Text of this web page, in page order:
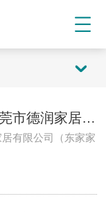
以诚立信，以质致远——祝贺东莞市德润家居有限公司（东家家具）荣获东莞市“诚信企业品质奖”
有限公司（东家家